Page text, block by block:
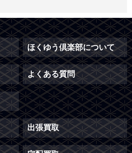
ほくゆう倶楽部について
よくある質問
出張買取